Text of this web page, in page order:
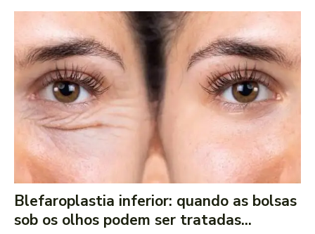
Blefaroplastia inferior: quando as bolsas
sob os olhos podem ser tratadas...